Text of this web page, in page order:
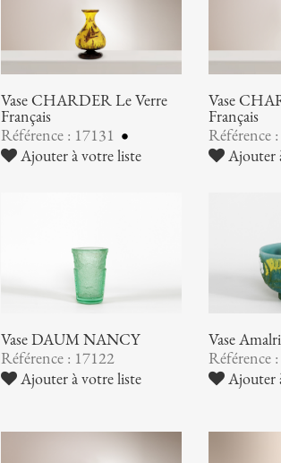
Vase CHARDER Le Verre
Français
Référence : 17131
Ajouter à votre liste
Vase
Français
Référence
Ajouter
Vase DAUM NANCY
Référence : 17122
Ajouter à votre liste
Vase
Référence
Ajouter